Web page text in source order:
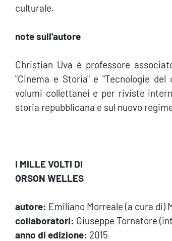
culturale.
note sull'autore
Christian Uva è professore
"Cinema e Storia" e "Tecnologie
volumi collettanei e per riviste
storia repubblicana e sul nuovo
I MILLE VOLTI DI
ORSON WELLES
autore: Emiliano Morreale (a cura di)
collaboratori: Giuseppe Tornatore
anno di edizione: 2015